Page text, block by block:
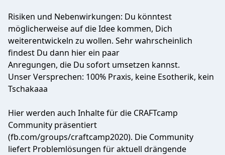
Risiken und Nebenwirkungen: Du könntest
möglicherweise auf die Idee kommen, Dich
weiterentwickeln zu wollen. Sehr wahrscheinlich
findest Du dann hier ein paar
Anregungen, die Du sofort umsetzen kannst.
Unser Versprechen: 100% Praxis, keine Esotherik, kein
Tschakaaa
Hier werden auch Inhalte für die CRAFTcamp
Community präsentiert
(fb.com/groups/craftcamp2020). Die Community
liefert Problemlösungen für aktuell drängende